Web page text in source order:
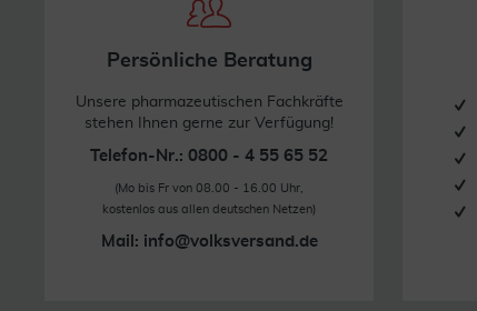
Persönliche Beratung
Unsere pharmazeutischen Fachkräfte
stehen Ihnen gerne zur Verfügung!
Telefon-Nr.: 0800 - 4 55 65 52
(Mo bis Fr von 08.00 - 16.00 Uhr,
kostenlos aus allen deutschen Netzen)
Mail: info@volksversand.de